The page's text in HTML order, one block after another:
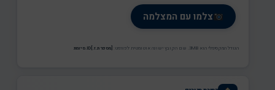
צלמו עם המצלמה
הגודל המקסימלי הוא 3MB. שם הקובץ ישונה אוטומטית לפורמט: [מספר ת.ז.]ID.סיומת